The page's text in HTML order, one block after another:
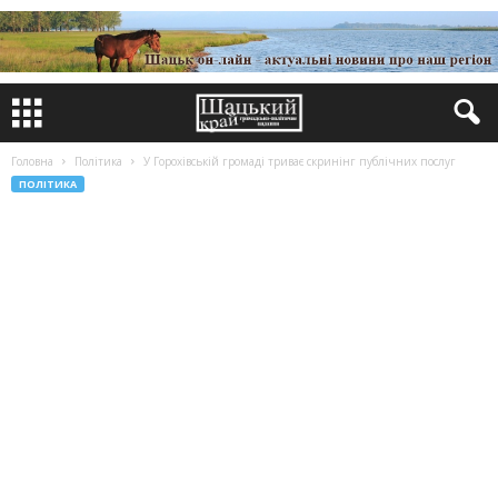
Головна Політика У Горохівській громаді триває скринінг публічних послуг
ПОЛІТИКА